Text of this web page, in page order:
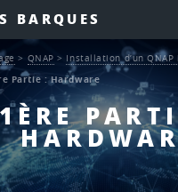
BARQUES
> QNAP > Installation d’un
Partie : Hardware